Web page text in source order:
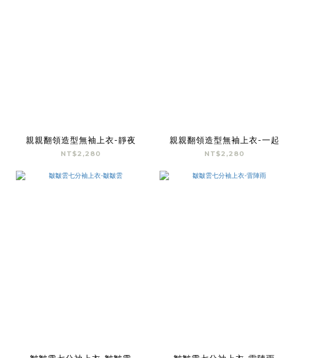
親親翻領造型無袖上衣-靜夜
NT$2,280
親親翻領造型無袖上衣-一起
NT$2,280